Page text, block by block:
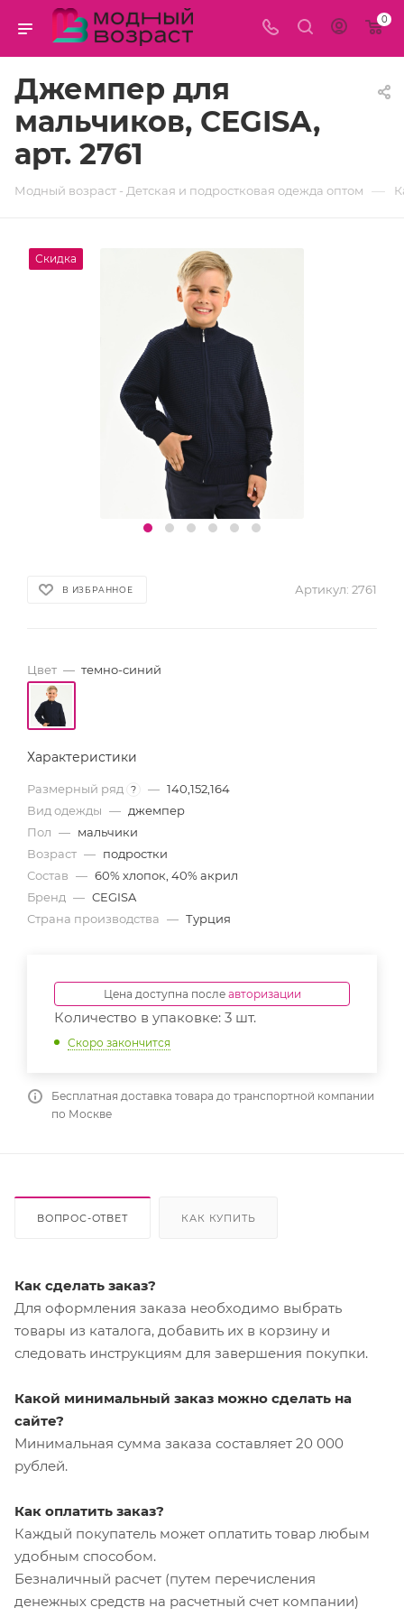
0
Джемпер для
мальчиков, CEGISA,
арт. 2761
Модный возраст - Детская и подростковая одежда оптом —
Скидка
В ИЗБРАННОЕ Артикул: 2761
Цвет — темно-синий
Характеристики
Размерный ряд ? — 140,152,164
Вид одежды — джемпер
Пол — мальчики
Возраст — подростки
Состав — 60% хлопок, 40% акрил
Бренд — CEGISA
Страна производства — Турция
Цена доступна после авторизации
Количество в упаковке: 3 шт.
Скоро закончится
Бесплатная доставка товара до транспортной компании
по Москве
ВОПРОС-ОТВЕТ КАК КУПИТЬ
Как сделать заказ?
Для оформления заказа необходимо выбрать
товары из каталога, добавить их в корзину и
следовать инструкциям для завершения покупки.
Какой минимальный заказ можно сделать на
сайте?
Минимальная сумма заказа составляет 20 000
рублей.
Как оплатить заказ?
Каждый покупатель может оплатить товар любым
удобным способом.
Безналичный расчет (путем перечисления
денежных средств на расчетный счет компании)